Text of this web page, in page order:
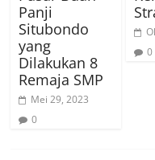
Panji
Situbondo
yang
Dilakukan 8
Remaja SMP
Mei 29, 2023
0
0